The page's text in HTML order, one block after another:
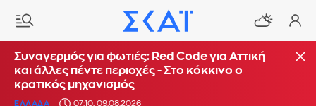
Συναγερμός για φωτιές: Red Code για Αττική
και άλλες πέντε περιοχές - Στο κόκκινο ο
κρατικός μηχανισμός
ΕΛΛΑΔΑ 07:10, 09.08.2026